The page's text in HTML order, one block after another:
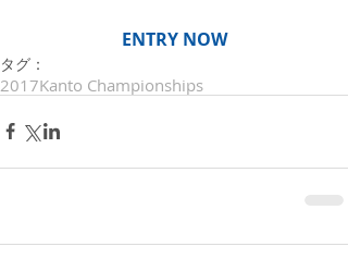
ENTRY NOW
タグ：
2017Kanto Championships